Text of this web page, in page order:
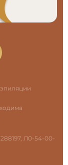
Л0-54-00-